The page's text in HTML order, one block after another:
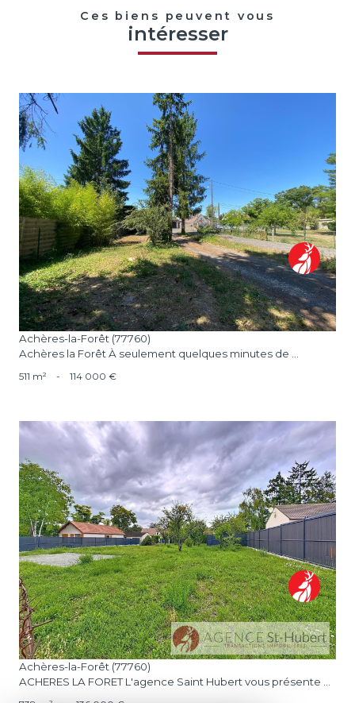
Ces biens peuvent vous
intéresser
voir le bien
Achères-la-Forêt (77760)
Achères la Forêt À seulement quelques minutes de ...
511 m² - 114 000 €
voir le bien
Achères-la-Forêt (77760)
ACHERES LA FORET L'agence Saint Hubert vous présente ...